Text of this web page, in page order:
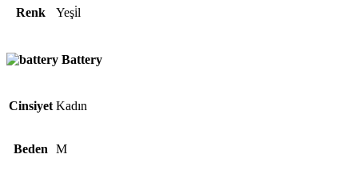
Renk Yeşi̇l
Battery
Cinsiyet Kadın
Beden M